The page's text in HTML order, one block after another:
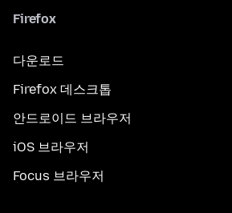
Firefox
다운로드
Firefox 데스크톱
안드로이드 브라우저
iOS 브라우저
Focus 브라우저